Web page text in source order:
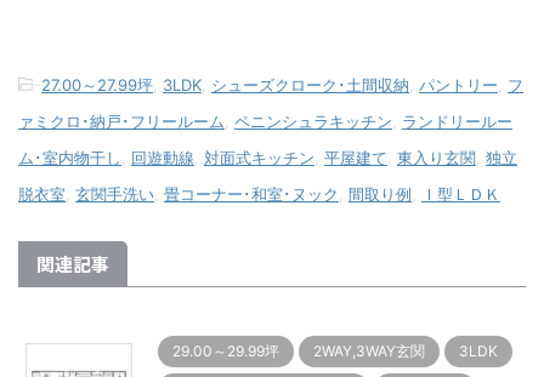
-27.00～27.99坪 3LDK シューズクローク･土間収納 パントリー
フ
ァミクロ･納戸･フリールーム ペニンシュラキッチン
ランドリールー
ム･室内物干し
回遊動線 対面式キッチン 平屋建て 東入り玄関 独立
脱衣室 玄関手洗い 畳コーナー･和室･ヌック 間取り例 Ｉ型ＬＤＫ
関連記事
29.00～29.99坪 2WAY,3WAY玄関 3LDK